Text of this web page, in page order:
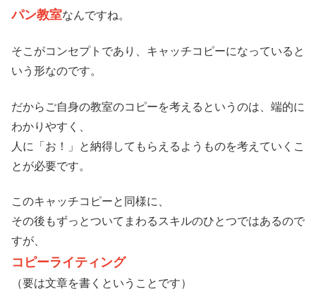
パン教室なんですね。
そこがコンセプトであり、キャッチコピーになっていると
いう形なのです。
だからご自身の教室のコピーを考えるというのは、端的に
わかりやすく、
人に「お！」と納得してもらえるようものを考えていくこ
とが必要です。
このキャッチコピーと同様に、
その後もずっとついてまわるスキルのひとつではあるので
すが、
コピーライティング
（要は文章を書くということです）